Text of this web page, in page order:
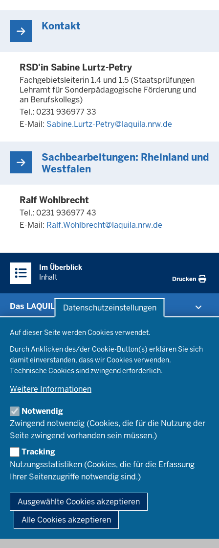
Datenschutzeinstellungen
Auf dieser Seite werden Cookies verwendet.
Durch Anklicken des/der Cookie-Button(s) erklären Sie sich
damit einverstanden, dass wir Cookies verwenden.
Technische Cookies sind zwingend erforderlich.
Weitere Informationen
Notwendig
Zwingend notwendig (Cookies, die für die Nutzung der
Seite zwingend vorhanden sein müssen.)
Tracking
Nutzungsstatistiken (Cookies, die für die Erfassung
Ihrer Seitenzugriffe notwendig sind.)
Ausgewählte Cookies akzeptieren
Alle Cookies akzeptieren
Kontakt
RSD'in Sabine Lurtz-Petry
Fachgebietsleiterin 1.4 und 1.5 (Staatsprüfungen
Lehramt für Sonderpädagogische Förderung und
an Berufskollegs)
Tel.: 0231 936977 33
E-Mail: Sabine.Lurtz-Petry@laquila.nrw.de
Sachbearbeitungen: Rheinland und
Westfalen
Ralf Wohlbrecht
Tel.: 0231 936977 43
E-Mail: Ralf.Wohlbrecht@laquila.nrw.de
Im Überblick
Inhalt
Drucken
Das LAQUILA
Aktuelles
Stellenangebote
Organisation
Qualitätssicherung
Staatsprüfung
Vorbereitungsdienst an Schule und ZfsL
Staatsprüfung und Prüfungstag
Wege ins Lehramt
Seiteneinstieg
Lehrkräfte aus anderen Ländern
Informationstechnik
Bereitstellung von IT-Ausstattung
Statistik der Lehrerausbildung
IT-Lösungen, Webservices und Digitalisierung
Informationssicherheit und Datenschutz
Serviceangebote und Beratung
Staatsprüfungen
Qualitätssicherung
Informationstechnik
Beratung und Begleitung - Wege ins Lehramt
Downloads und FAQs
Für Ausbildungsschulen
Für die ZfsL
Für Lehramtsanwärterinnen und -anwärter
Für Prüferinnen und -prüfer
Für Studentinnen und Studenten
Für Interessierte am Lehrberuf
© 2026 Landesamt für Qualitätssicherung und
Fußzeile
Impressum Datenschutz Kontakt